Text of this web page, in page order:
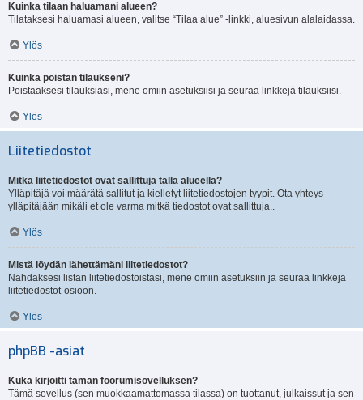
Kuinka tilaan haluamani alueen?
Tilataksesi haluamasi alueen, valitse “Tilaa alue” -linkki, aluesivun alalaidassa.
Ylös
Kuinka poistan tilaukseni?
Poistaaksesi tilauksiasi, mene omiin asetuksiisi ja seuraa linkkejä tilauksiisi.
Ylös
Liitetiedostot
Mitkä liitetiedostot ovat sallittuja tällä alueella?
Ylläpitäjä voi määrätä sallitut ja kielletyt liitetiedostojen tyypit. Ota yhteys
ylläpitäjään mikäli et ole varma mitkä tiedostot ovat sallittuja..
Ylös
Mistä löydän lähettämäni liitetiedostot?
Nähdäksesi listan liitetiedostoistasi, mene omiin asetuksiin ja seuraa linkkejä
liitetiedostot-osioon.
Ylös
phpBB -asiat
Kuka kirjoitti tämän foorumisovelluksen?
Tämä sovellus (sen muokkaamattomassa tilassa) on tuottanut, julkaissut ja sen